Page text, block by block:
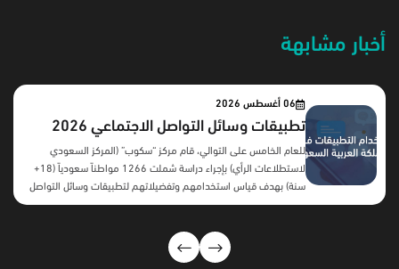
أخبار مشابهة
06 أغسطس 2026
تطبيقات وسائل التواصل الاجتماعي 2026
للعام الخامس على التوالي، قام مركز “سكوب” (المركز السعودي
لاستطلاعات الرأي) بإجراء دراسة شملت 1266 مواطناً سعودياً (18+
سنة) بهدف قياس استخدامهم وتفضيلاتهم لتطبيقات وسائل التواصل
الاجتماعي. المحاور الرئيسية: أهم النتائج:بعد سنوات من النمو المطرد،
الاجتماعي السعوديين، فقد بدأت معظم المنصات تسجل اتجاهًا
معاكسًا خلال العامين الأخيرين، تمثل في تراجع نسب الاستخدام بدرجات